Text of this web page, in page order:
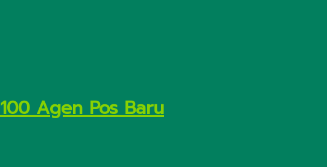
Agen Pos Baru